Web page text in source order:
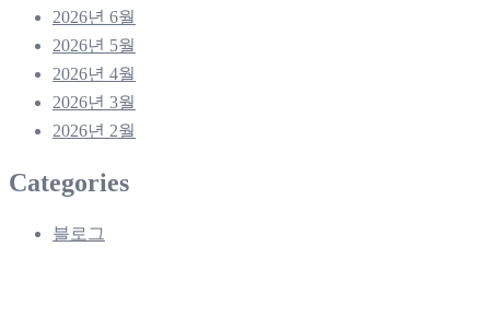
2026년 6월
2026년 5월
2026년 4월
2026년 3월
2026년 2월
Categories
블로그